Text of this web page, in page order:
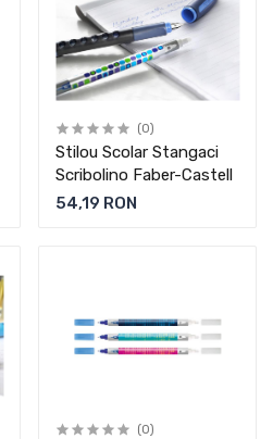
(0)
Stilou Scolar Stangaci
Scribolino Faber-Castell
54,19 RON
(0)